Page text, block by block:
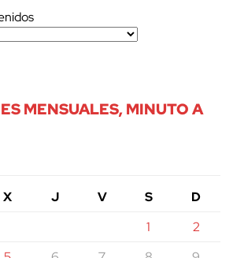
MENSUALES, MINUTO A
X J V S
D
1
2